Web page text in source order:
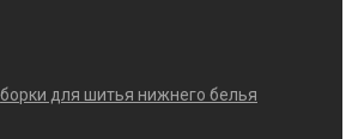
для шитья нижнего белья